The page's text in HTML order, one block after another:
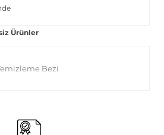
Ürünler
Bezi